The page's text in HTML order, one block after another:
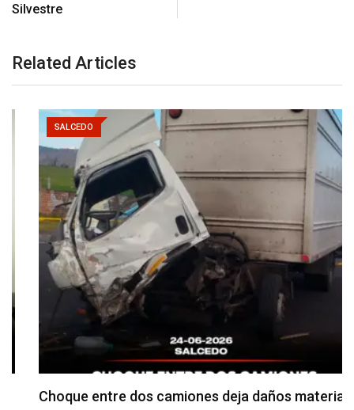
Silvestre
Related Articles
SALCEDO
Choque entre dos camiones deja daños materiales